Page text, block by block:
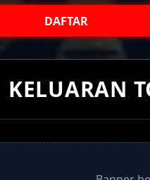
DAFTAR